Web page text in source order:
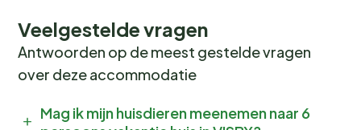
Veelgestelde vragen
Antwoorden op de meest gestelde vragen
over deze accommodatie
Mag ik mijn huisdieren meenemen naar 6